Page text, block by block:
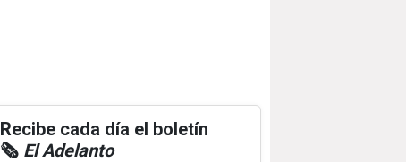
Recibe cada día el boletín
🗞️ El Adelanto